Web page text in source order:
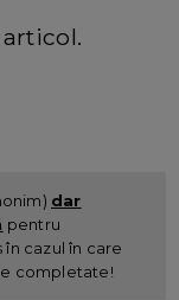
dar
pentru
în cazul în care
completate!